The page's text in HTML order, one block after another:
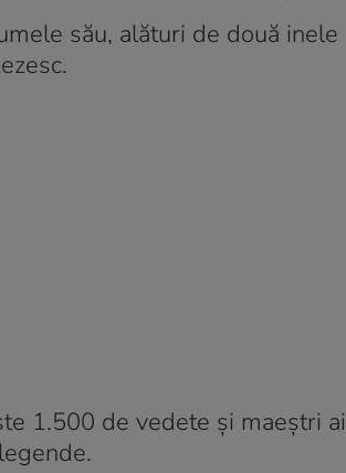
său, alături de două inele
1.500 de vedete și maeștri ai